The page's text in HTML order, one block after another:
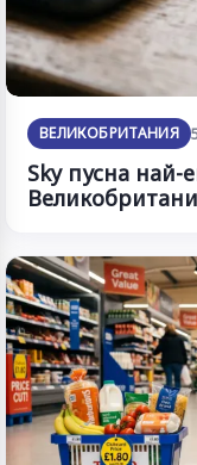
ВЕЛИКОБРИТАНИЯ
Sky пусна